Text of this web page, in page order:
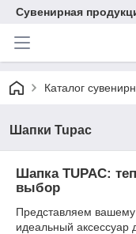
Сувенирная
Каталог
Шапки Tupac
Шапка TUPAC:
выбор
Представляем
идеальный аксессуар